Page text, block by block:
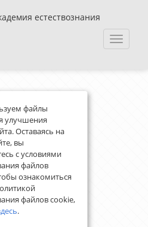
естествознания
Toggle
файлы
улучшения
Оставаясь на
вы
с условиями
файлов
ознакомиться
файлов cookie,
.